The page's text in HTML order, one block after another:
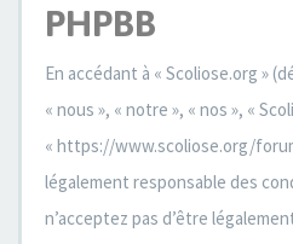
PHPBB
En accédant à « Scoliose.org »
« nous », « notre », « nos », «
« https://www.scoliose.org/
légalement responsable des
n’acceptez pas d’être